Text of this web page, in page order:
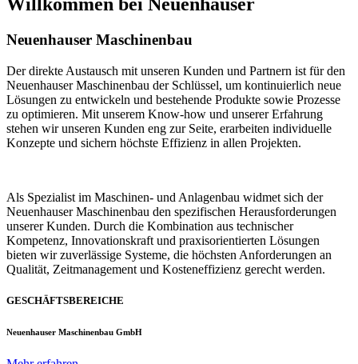
Neuenhauser Maschinenbau
Der direkte Austausch mit unseren Kunden und Partnern ist für den
Neuenhauser Maschinenbau der Schlüssel, um kontinuierlich neue
Lösungen zu entwickeln und bestehende Produkte sowie Prozesse
zu optimieren. Mit unserem Know-how und unserer Erfahrung
stehen wir unseren Kunden eng zur Seite, erarbeiten individuelle
Konzepte und sichern höchste Effizienz in allen Projekten.
Als Spezialist im Maschinen- und Anlagenbau widmet sich der
Neuenhauser Maschinenbau den spezifischen Herausforderungen
unserer Kunden. Durch die Kombination aus technischer
Kompetenz, Innovationskraft und praxisorientierten Lösungen
bieten wir zuverlässige Systeme, die höchsten Anforderungen an
Qualität, Zeitmanagement und Kosteneffizienz gerecht werden.
GESCHÄFTSBEREICHE
Neuenhauser Maschinenbau GmbH